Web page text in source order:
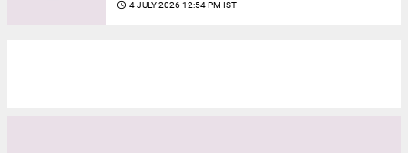
access_time 4 JULY 2026 12:54 PM IST